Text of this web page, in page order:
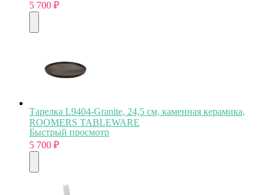
5 700 ₽
Тарелка L9404-Granite, 24,5 см, каменная керамика,
ROOMERS TABLEWARE
Быстрый просмотр
5 700 ₽